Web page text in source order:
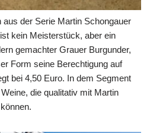
aus der Serie Martin Schongauer
kein Meisterstück, aber ein
gemachter Grauer Burgunder,
Form seine Berechtigung auf
bei 4,50 Euro. In dem Segment
die qualitativ mit Martin